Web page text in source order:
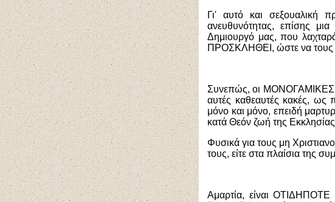
Γι' αυτό και σεξουαλική
ανευθυνότητας, επίσης
Δημιουργό μας, που
ΠΡΟΣΚΛΗΘΕΙ, ώστε να τους
Συνεπώς, οι ΜΟΝΟΓΑΜΙΚΕΣ
αυτές καθεαυτές κακές, ως
μόνο και μόνο, επειδή
κατά Θεόν ζωή της
Φυσικά για τους μη
τους, είτε στα πλαίσια της
Αμαρτία, είναι